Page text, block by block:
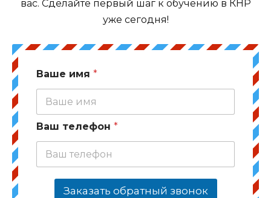
вас. Сделайте первый шаг к обучению в КНР
уже сегодня!
Ваше имя *
Ваш телефон *
Заказать обратный звонок